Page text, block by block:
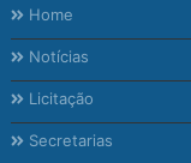
Home
Notícias
Licitação
Secretarias